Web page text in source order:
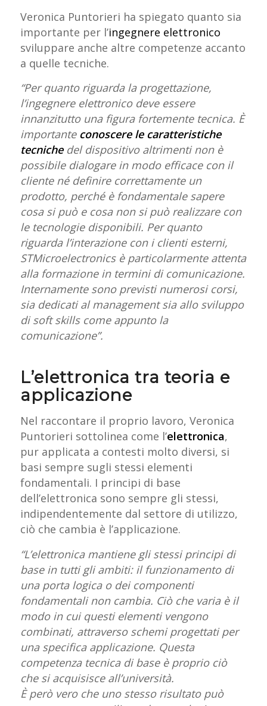
Veronica Puntorieri ha spiegato quanto sia
importante per l’ingegnere elettronico
sviluppare anche altre competenze accanto
a quelle tecniche.
“Per quanto riguarda la progettazione,
l’ingegnere elettronico deve essere
innanzitutto una figura fortemente tecnica. È
importante conoscere le caratteristiche
tecnichedel dispositivo altrimenti non è
possibile dialogare in modo efficace con il
cliente né definire correttamente un
prodotto, perché è fondamentale sapere
cosa si può e cosa non si può realizzare con
le tecnologie disponibili. Per quanto
riguarda l’interazione con i clienti esterni,
STMicroelectronics è particolarmente attenta
alla formazione in termini di comunicazione.
Internamente sono previsti numerosi corsi,
sia dedicati al management sia allo sviluppo
di soft skills come appunto la
comunicazione”.
L’elettronica tra teoria e
applicazione
Nel raccontare il proprio lavoro, Veronica
Puntorieri sottolinea come l’elettronica,
pur applicata a contesti molto diversi, si
basi sempre sugli stessi elementi
fondamentali. I principi di base
dell’elettronica sono sempre gli stessi,
indipendentemente dal settore di utilizzo,
ciò che cambia è l’applicazione.
“L’elettronica mantiene gli stessi principi di
base in tutti gli ambiti: il funzionamento di
una porta logica o dei componenti
fondamentali non cambia. Ciò che varia è il
modo in cui questi elementi vengono
combinati, attraverso schemi progettati per
una specifica applicazione. Questa
competenza tecnica di base è proprio ciò
che si acquisisce all’università.
È però vero che uno stesso risultato può